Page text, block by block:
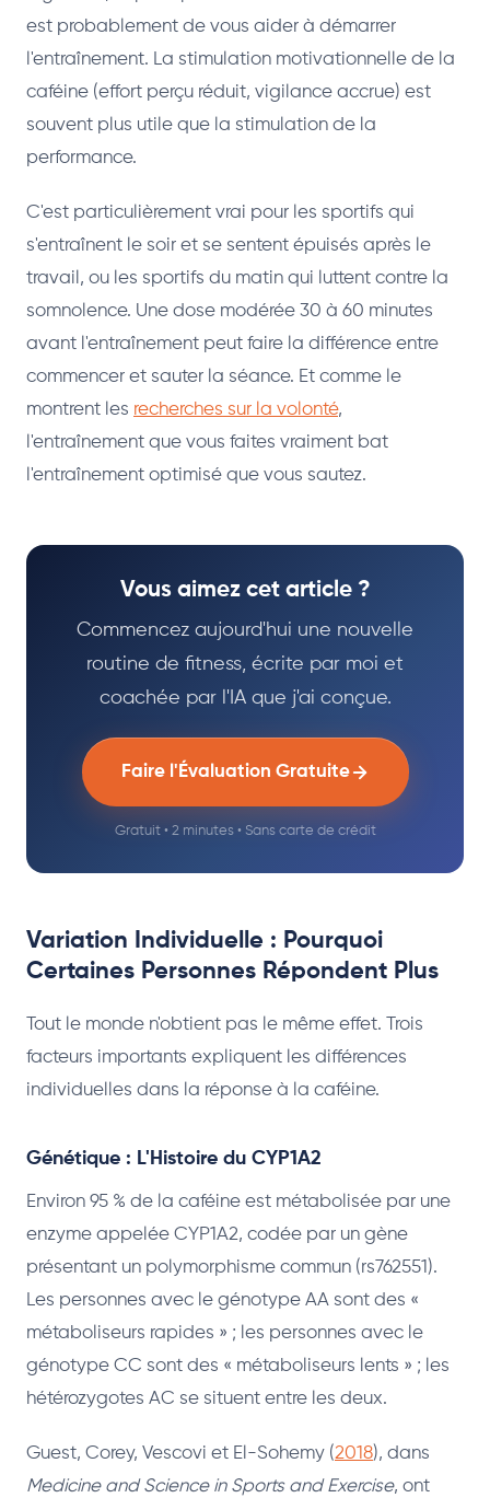
est probablement de vous aider à démarrer
l'entraînement. La stimulation motivationnelle de la
caféine (effort perçu réduit, vigilance accrue) est
souvent plus utile que la stimulation de la
performance.
C'est particulièrement vrai pour les sportifs qui
s'entraînent le soir et se sentent épuisés après le
travail, ou les sportifs du matin qui luttent contre la
somnolence. Une dose modérée 30 à 60 minutes
avant l'entraînement peut faire la différence entre
commencer et sauter la séance. Et comme le
montrent les recherches sur la volonté,
l'entraînement que vous faites vraiment bat
l'entraînement optimisé que vous sautez.
Vous aimez cet article ?
Commencez aujourd'hui une nouvelle
routine de fitness, écrite par moi et
coachée par l'IA que j'ai conçue.
Faire l'Évaluation Gratuite
Gratuit • 2 minutes • Sans carte de crédit
Variation Individuelle : Pourquoi
Certaines Personnes Répondent Plus
Tout le monde n'obtient pas le même effet. Trois
facteurs importants expliquent les différences
individuelles dans la réponse à la caféine.
Génétique : L'Histoire du CYP1A2
Environ 95 % de la caféine est métabolisée par une
enzyme appelée CYP1A2, codée par un gène
présentant un polymorphisme commun (rs762551).
Les personnes avec le génotype AA sont des «
métaboliseurs rapides » ; les personnes avec le
génotype CC sont des « métaboliseurs lents » ; les
hétérozygotes AC se situent entre les deux.
Guest, Corey, Vescovi et El-Sohemy (2018), dans
Medicine and Science in Sports and Exercise, ont